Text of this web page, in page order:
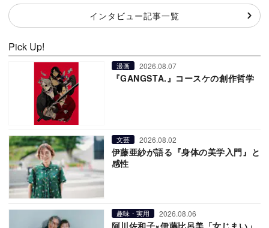
インタビュー記事一覧
Pick Up!
漫画 2026.08.07
『GANGSTA.』コースケの創作哲学
文芸 2026.08.02
伊藤亜紗が語る『身体の美学入門』と
感性
趣味・実用 2026.08.06
阿川佐和子×伊藤比呂美「女じまい」